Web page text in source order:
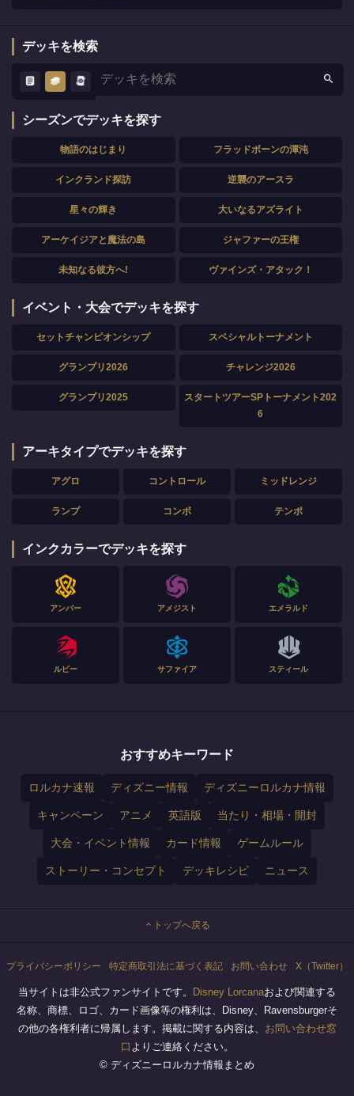
デッキを検索
シーズンでデッキを探す
物語のはじまり フラッドボーンの渾沌
インクランド探訪 逆襲のアースラ
星々の輝き 大いなるアズライト
アーケイジアと魔法の島 ジャファーの王権
未知なる彼方へ! ヴァインズ・アタック！
イベント・大会でデッキを探す
セットチャンピオンシップ スペシャルトーナメント
グランプリ2026 チャレンジ2026
グランプリ2025
スタートツアーSPトーナメント202
6
アーキタイプでデッキを探す
アグロ コントロール ミッドレンジ
ランプ コンボ テンポ
インクカラーでデッキを探す
アンバー アメジスト エメラルド
ルビー サファイア スティール
おすすめキーワード
ロルカナ速報 ディズニー情報 ディズニーロルカナ情報
キャンペーン アニメ 英語版 当たり・相場・開封
大会・イベント情報 カード情報 ゲームルール
ストーリー・コンセプト デッキレシピ ニュース
トップへ戻る
プライバシーポリシー 特定商取引法に基づく表記 お問い合わせ X（Twitter）
当サイトは非公式ファンサイトです。 Disney Lorcanaおよび関連する
名称、商標、ロゴ、カード画像等の権利は、Disney、Ravensburgerそ
の他の各権利者に帰属します。掲載に関する内容は、 お問い合わせ窓
口 よりご連絡ください。
© ディズニーロルカナ情報まとめ